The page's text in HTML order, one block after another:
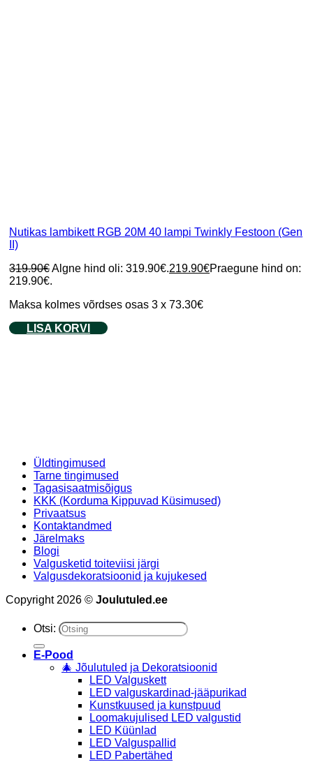
Nutikas lambikett RGB 20M 40 lampi Twinkly Festoon (Gen
II)
319.90€Algne hind oli: 319.90€.219.90€Praegune hind on:
219.90€.
Maksa kolmes võrdses osas 3 x 73.30€
LISA KORVI
Üldtingimused
Tarne tingimused
Tagasisaatmisõigus
KKK (Korduma Kippuvad Küsimused)
Privaatsus
Kontaktandmed
Järelmaks
Blogi
Valgusketid toiteviisi järgi
Valgusdekoratsioonid ja kujukesed
Copyright 2026 © Joulutuled.ee
Otsi:
E-Pood
🎄 Jõulutuled ja Dekoratsioonid
LED Valguskett
LED valguskardinad-jääpurikad
Kunstkuused ja kunstpuud
Loomakujulised LED valgustid
LED Küünlad
LED Valguspallid
LED Pabertähed